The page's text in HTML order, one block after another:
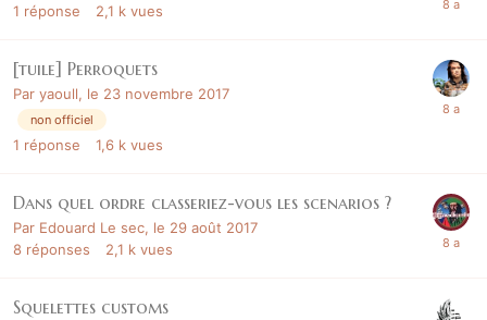
1 réponse 2,1 k vues
[tuile] Perroquets
Par yaoull, le 23 novembre 2017
non officiel
1 réponse 1,6 k vues
Dans quel ordre classeriez-vous les scenarios ?
Par Edouard Le sec, le 29 août 2017
8 réponses 2,1 k vues
Squelettes customs